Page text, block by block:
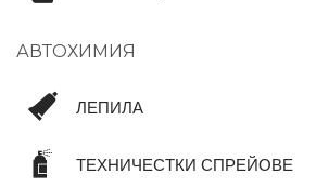
АВТОХИМИЯ
ЛЕПИЛА
ТЕХНИЧЕСТКИ СПРЕЙОВЕ